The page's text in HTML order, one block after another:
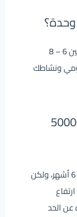
يستغرق ظهور مفعول فيتامين د3 مدة تتراوح ما بين 6 – 8
ونشاطك
حبوب فيتامين د 50000
ينصح باستخدام فيتامين د3 لمدة تتراوح ما بين 3 – 6 أشهر، ولكن
ارتفاع
عن الحد